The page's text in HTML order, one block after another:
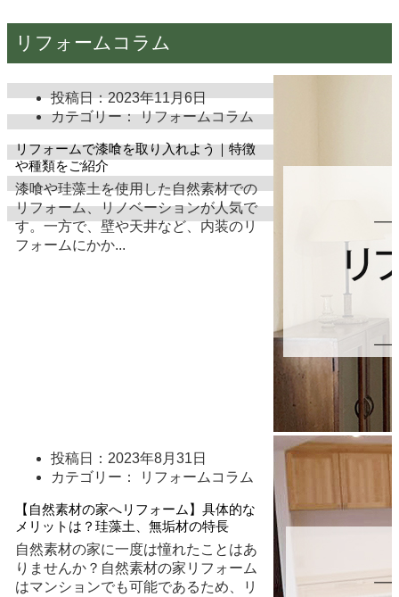
リフォームコラム
投稿日：2023年11月6日
カテゴリー： リフォームコラム
リフォームで漆喰を取り入れよう｜特徴
や種類をご紹介
漆喰や珪藻土を使用した自然素材での
リフォーム、リノベーションが人気で
す。一方で、壁や天井など、内装のリ
フォームにかか...
投稿日： 2023年8月31日
カテゴリー： リフォームコラム
【自然素材の家へリフォーム】具体的な
メリットは？珪藻土、無垢材の特長
自然素材の家に一度は憧れたことはあ
りませんか？自然素材の家リフォーム
はマンションでも可能であるため、リ